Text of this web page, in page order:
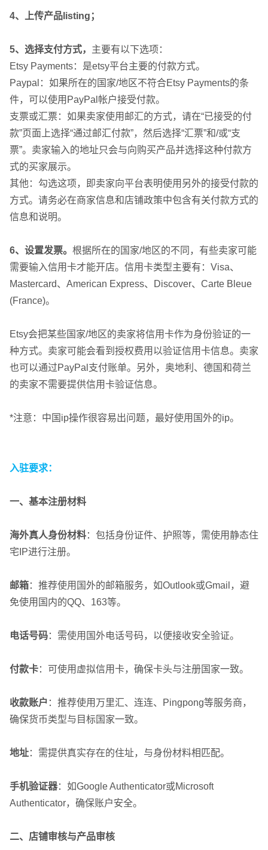
4、上传产品listing；
5、选择支付方式， 主要有以下选项：
Etsy Payments：是etsy平台主要的付款方式。
Paypal：如果所在的国家/地区不符合Etsy Payments的条
件，可以使用PayPal帐户接受付款。
支票或汇票：如果卖家使用邮汇的方式，请在“已接受的付
款”页面上选择“通过邮汇付款”，然后选择“汇票”和/或“支
票”。卖家输入的地址只会与向购买产品并选择这种付款方
式的买家展示。
其他：勾选这项，即卖家向平台表明使用另外的接受付款的
方式。请务必在商家信息和店铺政策中包含有关付款方式的
信息和说明。
6、设置发票。 根据所在的国家/地区的不同，有些卖家可能
需要输入信用卡才能开店。信用卡类型主要有：Visa、
Mastercard、American Express、Discover、Carte Bleue
(France)。
Etsy会把某些国家/地区的卖家将信用卡作为身份验证的一
种方式。卖家可能会看到授权费用以验证信用卡信息。卖家
也可以通过PayPal支付账单。另外，奥地利、德国和荷兰
的卖家不需要提供信用卡验证信息。
*注意：中国ip操作很容易出问题，最好使用国外的ip。
入驻要求：
一、基本注册材料
海外真人身份材料：包括身份证件、护照等，需使用静态住
宅IP进行注册。
邮箱：推荐使用国外的邮箱服务，如Outlook或Gmail，避
免使用国内的QQ、163等。
电话号码：需使用国外电话号码，以便接收安全验证。
付款卡：可使用虚拟信用卡，确保卡头与注册国家一致。
收款账户 ：推荐使用万里汇、连连、Pingpong等服务商，
确保货币类型与目标国家一致。
地址：需提供真实存在的住址，与身份材料相匹配。
手机验证器：如Google Authenticator或Microsoft
Authenticator，确保账户安全。
二、店铺审核与产品审核